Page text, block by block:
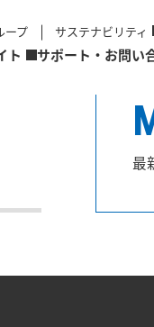
ープ サステナビリティ
ト サポート・お問い
最